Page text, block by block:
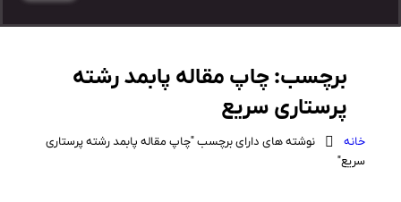
برچسب:چاپ مقاله پابمد رشته
پرستاری سریع
خانه
نوشته های دارای برچسب "چاپ مقاله پابمد رشته پرستاری
سریع"